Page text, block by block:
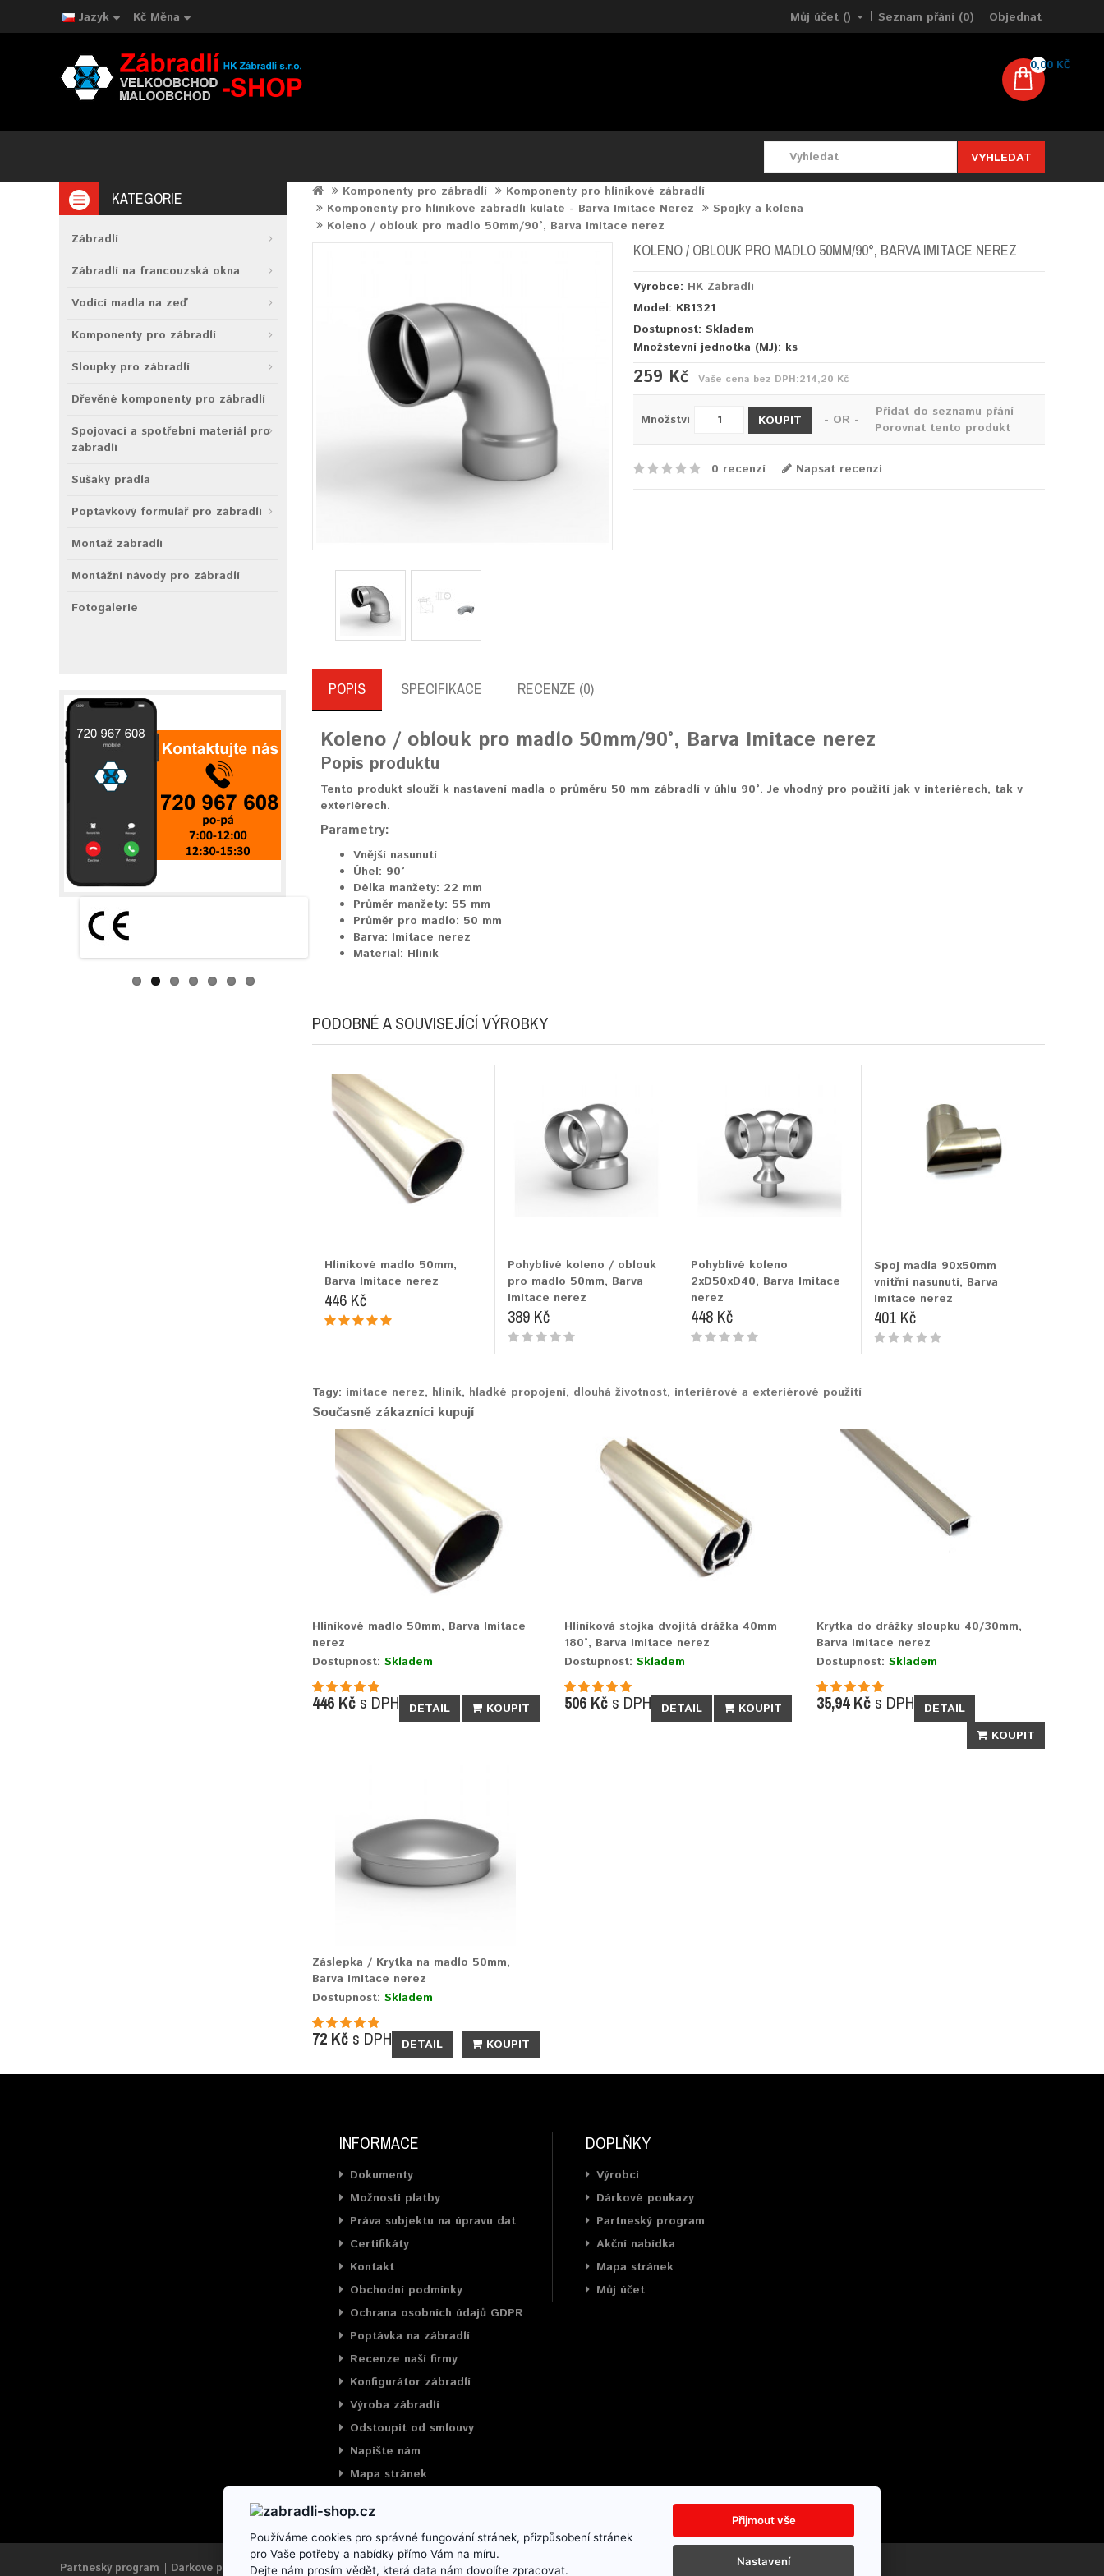
Jazyk Kč Měna Můj účet () Seznam přání (0) Objednat
0,00 KČ
VYHLEDAT
KATEGORIE
Zábradlí
Zábradlí na francouzská okna
Vodící madla na zeď
Komponenty pro zábradlí
Sloupky pro zábradlí
Dřevěné komponenty pro zábradlí
Spojovací a spotřební materiál pro
zábradlí
Sušáky prádla
Poptávkový formulář pro zábradlí
Montáž zábradlí
Montážní návody pro zábradlí
Fotogalerie
Komponenty pro zábradlí
Komponenty pro hliníkové zábradlí
Komponenty pro hliníkové zábradlí kulaté - Barva Imitace Nerez
Spojky a kolena
Koleno / oblouk pro madlo 50mm/90°, Barva Imitace nerez
KOLENO / OBLOUK PRO MADLO 50MM/90°, BARVA IMITACE NEREZ
Výrobce: HK Zábradlí
Model: KB1321
Dostupnost: Skladem
Množstevní jednotka (MJ): ks
259 Kč Vaše cena bez DPH:214,20 Kč
Množství KOUPIT - OR -
Přidat do seznamu přání
Porovnat tento produkt
0 recenzí Napsat recenzi
POPIS SPECIFIKACE RECENZE (0)
Koleno / oblouk pro madlo 50mm/90°, Barva Imitace nerez
Popis produktu
Tento produkt slouží k nastavení madla o průměru 50 mm zábradlí v úhlu 90°. Je vhodný pro použití jak v interiérech, tak v
exteriérech.
Parametry:
Vnější nasunutí
Úhel: 90°
Délka manžety: 22 mm
Průměr manžety: 55 mm
Průměr pro madlo: 50 mm
Barva: Imitace nerez
Materiál: Hliník
PODOBNÉ A SOUVISEJÍCÍ VÝROBKY
Hliníkové madlo 50mm,
Barva Imitace nerez
446 Kč
Pohyblivé koleno / oblouk
pro madlo 50mm, Barva
Imitace nerez
389 Kč
Pohyblivé koleno
2xD50xD40, Barva Imitace
nerez
448 Kč
Spoj madla 90x50mm
vnitřní nasunutí, Barva
Imitace nerez
401 Kč
Tagy: imitace nerez, hliník, hladké propojení, dlouhá životnost, interiérové a exteriérové použití
Současně zákazníci kupují
Hliníkové madlo 50mm, Barva Imitace
nerez
Dostupnost: Skladem
446 Kčs DPH DETAIL KOUPIT
Hliníková stojka dvojitá drážka 40mm
180°, Barva Imitace nerez
Dostupnost: Skladem
506 Kčs DPH DETAIL KOUPIT
Krytka do drážky sloupku 40/30mm,
Barva Imitace nerez
Dostupnost:Skladem
35,94 Kč s DPH
DETAIL
KOUPIT
Záslepka / Krytka na madlo 50mm,
Barva Imitace nerez
Dostupnost: Skladem
72 Kčs DPH DETAIL KOUPIT
INFORMACE
Dokumenty
Možnosti platby
Práva subjektu na úpravu dat
Certifikáty
Kontakt
Obchodní podmínky
Ochrana osobních údajů GDPR
Poptávka na zábradlí
Recenze naší firmy
Konfigurátor zábradlí
Výroba zábradlí
Odstoupit od smlouvy
Napište nám
Mapa stránek
DOPLŇKY
Výrobci
Dárkové poukazy
Partneský program
Akční nabídka
Mapa stránek
Můj účet
Partneský program Dárkové poukazy Výrobci Reklamace Mapa stránek Napište nám
Používáme cookies pro správné fungování stránek, přizpůsobení stránek
pro Vaše potřeby a nabídky přímo Vám na míru.
Dejte nám prosím vědět, která data nám dovolíte zpracovat.
Přijmout vše
Nastavení